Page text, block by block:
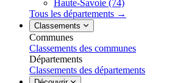
Haute-Savoie (74)
Tous les départements →
Classements
Communes
Classements des communes
Départements
Classements des départements